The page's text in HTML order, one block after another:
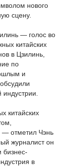
нового
сцену.
— голос во
китайских
в Цзилинь,
по
и
китайских
отметил Чэнь
журналист он
бизнес-
в